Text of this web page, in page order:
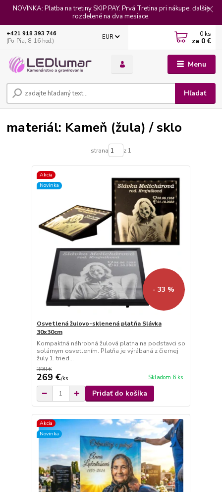
NOVINKA: Platba na tretiny SKIP PAY. Prvá Tretina pri nákupe, ďalšie
rozdelené na dva mesiace.
Menu
EUR
Hľadať
+421 918 393 746
(Po-Pia, 8-16 hod.)
0 ks
za 0 €
materiál: Kameň (žula) / sklo
strana z 1
Akcia
Novinka
- 33 %
Osvetlená žulovo-sklenená platňa Slávka
30x30cm
Kompaktná náhrobná žulová platna na podstavci so
solárnym osvetlením. Platňa je výrábaná z čiernej
žuly 1. tried...
399 €
269 €/ks Skladom 6 ks
Pridať do košíka
Akcia
Novinka